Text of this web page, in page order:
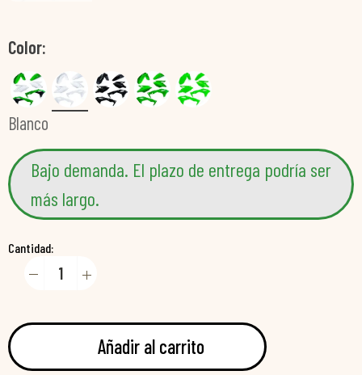
Color
Blanco
Bajo demanda. El plazo de entrega podría ser
más largo.
Cantidad:
Añadir al carrito